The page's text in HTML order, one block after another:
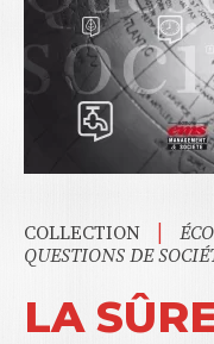
COLLECTION |
QUESTIONS DE
LA